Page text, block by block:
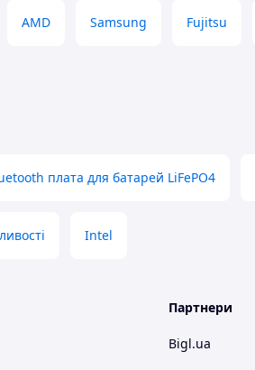
AMD Samsung Fujitsu
плата для батарей LiFePO4
Intel
Партнери
Bigl.ua